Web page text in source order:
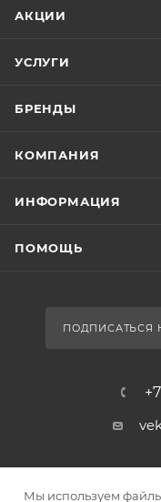
АКЦИИ
УСЛУГИ
БРЕНДЫ
КОМПАНИЯ
ИНФОРМАЦИЯ
ПОМОЩЬ
ПОДПИСАТЬСЯ
Мы используем